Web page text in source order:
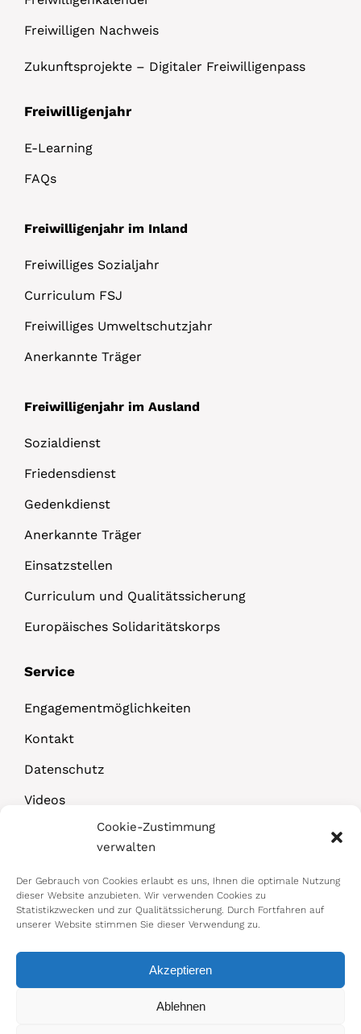
Cookie-Zustimmung
verwalten
Der Gebrauch von Cookies erlaubt es uns, Ihnen die optimale Nutzung
dieser Website anzubieten. Wir verwenden Cookies zu
Statistikzwecken und zur Qualitätssicherung. Durch Fortfahren auf
unserer Website stimmen Sie dieser Verwendung zu.
Akzeptieren
Ablehnen
Freiwilligen Nachweis
Zukunftsprojekte – Digitaler Freiwilligenpass
Freiwilligenjahr
E-Learning
FAQs
Freiwilligenjahr im Inland
Freiwilliges Sozialjahr
Curriculum FSJ
Freiwilliges Umweltschutzjahr
Anerkannte Träger
Freiwilligenjahr im Ausland
Sozialdienst
Friedensdienst
Gedenkdienst
Anerkannte Träger
Einsatzstellen
Curriculum und Qualitätssicherung
Europäisches Solidaritätskorps
Service
Engagementmöglichkeiten
Kontakt
Datenschutz
Videos
© 2026 Bundesministerium für Arbeit,